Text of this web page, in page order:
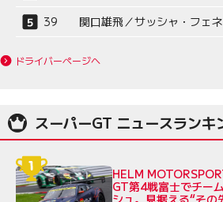
39
関口雄飛／サッシャ・フェ
ドライバーページへ
スーパーGT ニュースランキ
HELM
GT第4戦富士でチー
シュ。見据える“その